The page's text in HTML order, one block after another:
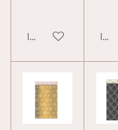
In winkelwagenIn